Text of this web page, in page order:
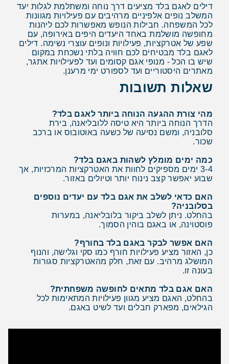
דילים לאגם בלד מציעים דרך נוחה ומשתלמת לגלות יעד
המשלב נופים אלפיניים מרהיבים עם פעילויות מגוונות
לכל המשפחה. חבילות הנופש מאפשרות לכם ליהנות
מחופשה מושלמת באחד היעדים היפים באירופה, עם
שפע של אטרקציות, פעילויות ונופים עוצרי נשימה. דילים
לאגם בלד מבטיחים לכם חוויה בלתי נשכחת במקום
שיש בו הכל - מנופי אגם קסומים ועד לפעילויות אתגר,
מאתרים היסטוריים ועד לספורט ימי מרענן.
שאלות תשובות
מהי צורת ההגעה הנוחה ביותר לאגם בלד?
הדרך הנוחה ביותר היא טיסה ללובליאנה, בירת
סלובניה, ומשם נסיעה של כשעה באוטובוס או ברכב
שכור.
כמה ימים מומלץ לשהות באגם בלד?
3-4 ימים מספיקים לחוות את האטרקציות המרכזיות, אך
שבוע יאפשר קצב נינוח יותר וטיולים באזור.
האם כדאי לשלב את אגם בלד עם יעדים נוספים
בסלובניה?
בהחלט. ניתן לשלב ביקור בלובליאנה, במערות
פוסטוינה, או באגם בוהין הסמוך.
האם אפשר לבקר באגם בלד בחורף?
כן, האזור מציע פעילויות חורף כמו סקי וגלישה, והנוף
המושלג מרהיב. עם זאת, חלק מהאטרקציות סגורות
בעונה זו.
האם אגם בלד מתאים לחופשה משפחתית?
בהחלט, האגם מציע מגוון פעילויות המתאימות לכל
הגילאים, מפארק חבלים ועד לשיט באגם.